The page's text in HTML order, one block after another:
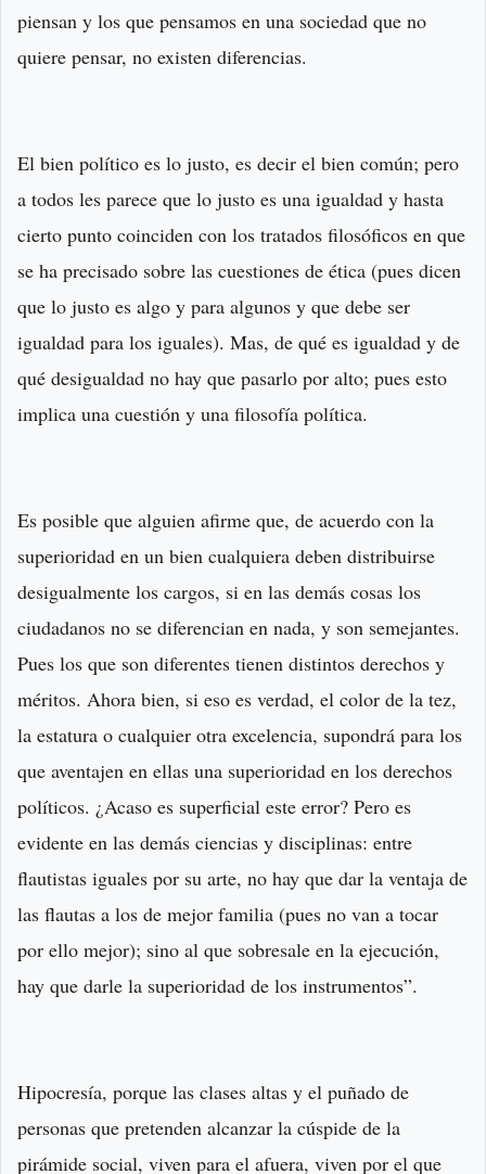
piensan y los que pensamos en una sociedad que no
quiere pensar, no existen diferencias.
El bien político es lo justo, es decir el bien común; pero
a todos les parece que lo justo es una igualdad y hasta
cierto punto coinciden con los tratados filosóficos en que
se ha precisado sobre las cuestiones de ética (pues dicen
que lo justo es algo y para algunos y que debe ser
igualdad para los iguales). Mas, de qué es igualdad y de
qué desigualdad no hay que pasarlo por alto; pues esto
implica una cuestión y una filosofía política.
Es posible que alguien afirme que, de acuerdo con la
superioridad en un bien cualquiera deben distribuirse
desigualmente los cargos, si en las demás cosas los
ciudadanos no se diferencian en nada, y son semejantes.
Pues los que son diferentes tienen distintos derechos y
méritos. Ahora bien, si eso es verdad, el color de la tez,
la estatura o cualquier otra excelencia, supondrá para los
que aventajen en ellas una superioridad en los derechos
políticos. ¿Acaso es superficial este error? Pero es
evidente en las demás ciencias y disciplinas: entre
flautistas iguales por su arte, no hay que dar la ventaja de
las flautas a los de mejor familia (pues no van a tocar
por ello mejor); sino al que sobresale en la ejecución,
hay que darle la superioridad de los instrumentos”.
Hipocresía, porque las clases altas y el puñado de
personas que pretenden alcanzar la cúspide de la
pirámide social, viven para el afuera, viven por el que